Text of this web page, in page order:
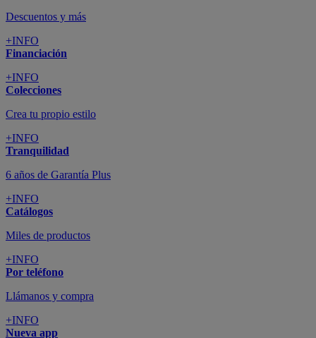
Descuentos y más
+INFO
Financiación
+INFO
Colecciones
Crea tu propio estilo
+INFO
Tranquilidad
6 años de Garantía Plus
+INFO
Catálogos
Miles de productos
+INFO
Por teléfono
Llámanos y compra
+INFO
Nueva app